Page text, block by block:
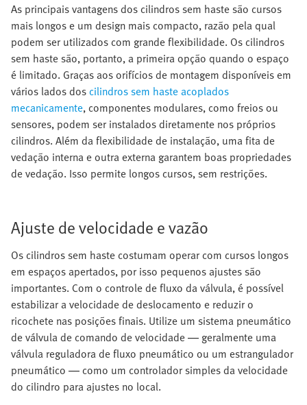
As principais vantagens dos cilindros sem haste são cursos
mais longos e um design mais compacto, razão pela qual
podem ser utilizados com grande flexibilidade. Os cilindros
sem haste são, portanto, a primeira opção quando o espaço
é limitado. Graças aos orifícios de montagem disponíveis em
vários lados doscilindros sem haste acoplados
mecanicamente, componentes modulares, como freios ou
sensores, podem ser instalados diretamente nos próprios
cilindros. Além da flexibilidade de instalação, uma fita de
vedação interna e outra externa garantem boas propriedades
de vedação. Isso permite longos cursos, sem restrições.
Ajuste de velocidade e vazão
Os cilindros sem haste costumam operar com cursos longos
em espaços apertados, por isso pequenos ajustes são
importantes. Com o controle de fluxo da válvula, é possível
estabilizar a velocidade de deslocamento e reduzir o
ricochete nas posições finais. Utilize um sistema pneumático
de válvula de comando de velocidade — geralmente uma
válvula reguladora de fluxo pneumático ou um estrangulador
pneumático — como um controlador simples da velocidade
do cilindro para ajustes no local.